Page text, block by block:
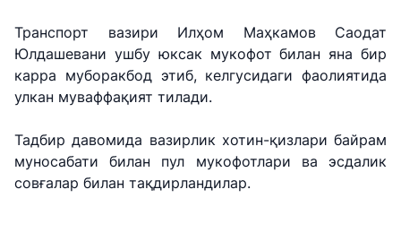
рақами
1062
телефон
+998 (71) 207-
87-00
87-02
телефон
рақами
+998 (71) 207-
67-68
Транспорт вазири Илҳом Маҳкамов Саодат
Юлдашевани ушбу юксак мукофот билан яна бир
карра муборакбод этиб, келгусидаги фаолиятида
улкан муваффақият тилади.
Тадбир давомида вазирлик хотин-қизлари байрам
муносабати билан пул мукофотлари ва эсдалик
совғалар билан тақдирландилар.